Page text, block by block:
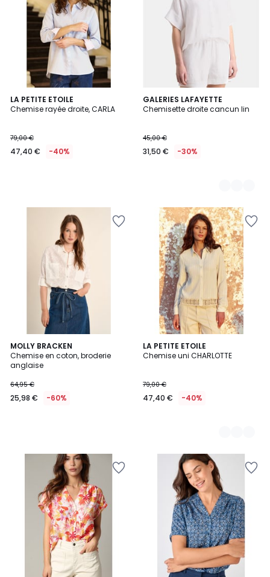
LA PETITE ETOILE
Chemise rayée droite, CARLA
79,00 €
47,40 € -40%
GALERIES LAFAYETTE
Chemisette droite cancun lin
45,00 €
31,50 € -30%
7
Couleurs
MOLLY BRACKEN
Chemise en coton, broderie
anglaise
64,95 €
25,98 € -60%
LA PETITE ETOILE
Chemise uni CHARLOTTE
79,00 €
47,40 € -40%
2
Couleurs